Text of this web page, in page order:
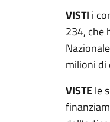
VISTI i
234, che
milioni di
VISTEle